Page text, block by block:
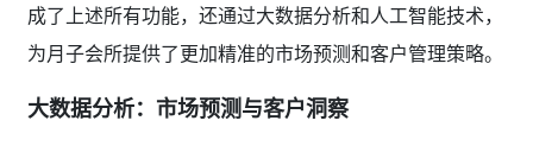
成了上述所有功能，还通过大数据分析和人工智能技术，
为月子会所提供了更加精准的市场预测和客户管理策略。
大数据分析：市场预测与客户洞察